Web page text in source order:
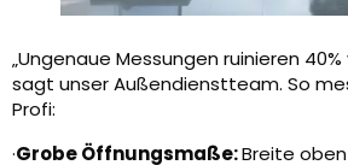
„Ungenaue Messungen ruinieren
sagt unser Außendienstteam. So
Profi:
·Grobe Öffnungsmaße:Breite